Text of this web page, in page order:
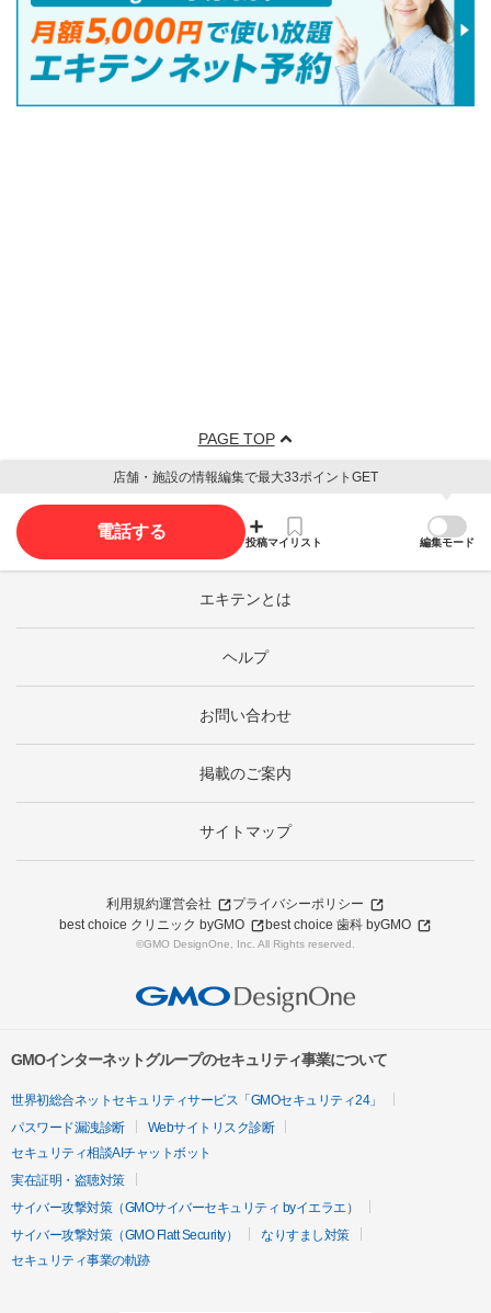
PAGE TOP
店舗・施設の情報編集で最大33ポイントGET
電話する
投稿マイリスト 編集モード
エキテンとは
ヘルプ
お問い合わせ
掲載のご案内
サイトマップ
利用規約運営会社
プライバシーポリシー
best choice クリニック byGMO
best choice 歯科 byGMO
©GMO DesignOne, Inc. All Rights reserved.
GMOインターネットグループのセキュリティ事業について
世界初総合ネットセキュリティサービス「GMOセキュリティ24」
パスワード漏洩診断
Webサイトリスク診断
セキュリティ相談AIチャットボット
実在証明・盗聴対策
サイバー攻撃対策（GMOサイバーセキュリティ byイエラエ）
サイバー攻撃対策（GMO Flatt Security）
なりすまし対策
セキュリティ事業の軌跡